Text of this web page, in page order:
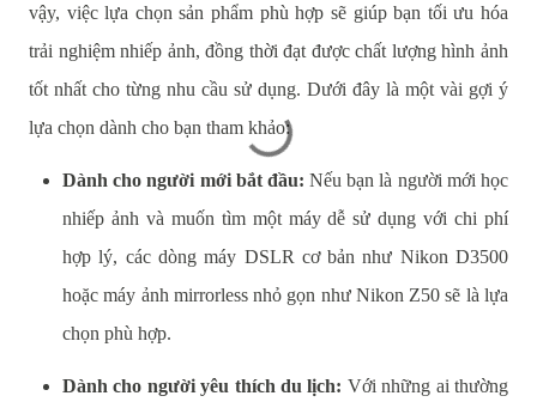
vậy, việc lựa chọn sản phẩm phù hợp sẽ giúp bạn tối ưu hóa
trải nghiệm nhiếp ảnh, đồng thời đạt được chất lượng hình ảnh
tốt nhất cho từng nhu cầu sử dụng. Dưới đây là một vài gợi ý
lựa chọn dành cho bạn tham khảo:
Dành cho người mới bắt đầu: Nếu bạn là người mới học
nhiếp ảnh và muốn tìm một máy dễ sử dụng với chi phí
hợp lý, các dòng máy DSLR cơ bản như Nikon D3500
hoặc máy ảnh mirrorless nhỏ gọn như Nikon Z50 sẽ là lựa
chọn phù hợp.
Dành cho người yêu thích du lịch: Với những ai thường